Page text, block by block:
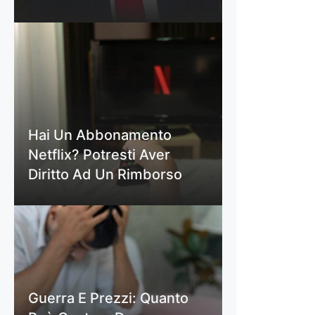
Hai Un Abbonamento
Netflix? Potresti Aver
Diritto Ad Un Rimborso
Guerra E Prezzi: Quanto